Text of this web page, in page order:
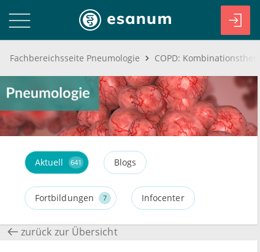
Fachbereichsseite Pneumologie
Aktuell 641 Blogs
Fortbildungen 7 Infocenter
zurück zur Übersicht